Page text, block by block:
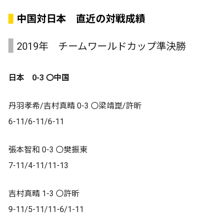
中国対日本 直近の対戦成績
2019年 チームワールドカップ準決勝
日本 0-3 〇中国
丹羽孝希/吉村真晴 0-3 〇梁靖崑/許昕
6-11/6-11/6-11
張本智和 0-3 〇樊振東
7-11/4-11/11-13
吉村真晴 1-3 〇許昕
9-11/5-11/11-6/1-11